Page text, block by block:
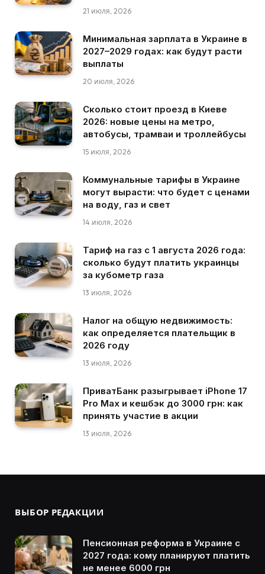
21 июля, 2026
Минимальная зарплата в Украине в
2027–2029 годах: как будут расти
выплаты
20 июля, 2026
Сколько стоит проезд в Киеве
2026: новые цены на метро,
автобусы, трамваи и троллейбусы
15 июля, 2026
Коммунальные тарифы в Украине
могут вырасти: что будет с ценами
на воду, газ и свет
14 июля, 2026
Тариф на газ с 1 августа 2026 года:
сколько будут платить украинцы
за кубометр газа
13 июля, 2026
Налог на общую недвижимость:
как определяется плательщик в
2026 году
13 июля, 2026
ПриватБанк разыгрывает iPhone 17
Pro Max и кешбэк до 3000 грн: как
принять участие в акции
13 июля, 2026
ВЫБОР РЕДАКЦИИ
Пенсионная реформа в Украине с
2027 года: кому планируют платить
не менее 6000 грн